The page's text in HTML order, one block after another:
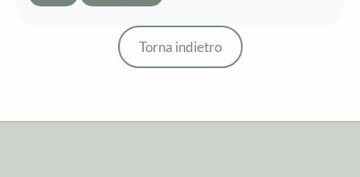
Torna indietro